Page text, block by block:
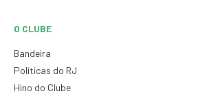
O CLUBE
Bandeira
Políticas do RJ
Hino do Clube